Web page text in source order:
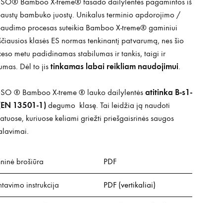
Bamboo X-treme® fasado dailylentės pagamintos iš
bambuko juostų. Unikalus terminio apdorojimo /
procesas suteikia Bamboo X-treme® gaminiui
klasės ES normas tenkinantį patvarumą, nes šio
metu padidinamas stabilumas ir tankis, taigi ir
Dėl to jistinkamas labai reikliam naudojimui.
® Bamboo X-treme ® lauko dailylentės atitinka B-s1-
13501-1)degumo klasę. Tai leidžia ją naudoti
kuriuose keliami griežti priešgaisrinės saugos
brošiūra PDF
instrukcija PDF (vertikaliai)